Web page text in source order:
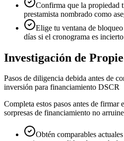
Confirma que la propiedad
prestamista nombrado como
Elige tu ventana de
días si el cronograma es incierto
Investigación de
Pasos de diligencia debida antes de
inversión para financiamiento DSCR
Completa estos pasos antes de firmar
sorpresas de financiamiento no
Obtén comparables